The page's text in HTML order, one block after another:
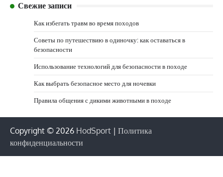
Свежие записи
Как избегать травм во время походов
Советы по путешествию в одиночку: как оставаться в
безопасности
Использование технологий для безопасности в походе
Как выбрать безопасное место для ночевки
Правила общения с дикими животными в походе
Copyright © 2026 HodSport | Политика
конфиденциальности